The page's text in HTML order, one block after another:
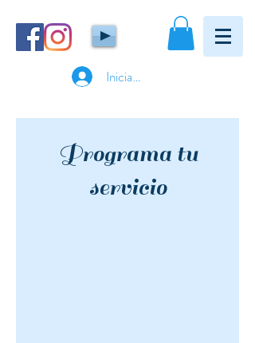
Iniciar sesión
Programa tu
servicio